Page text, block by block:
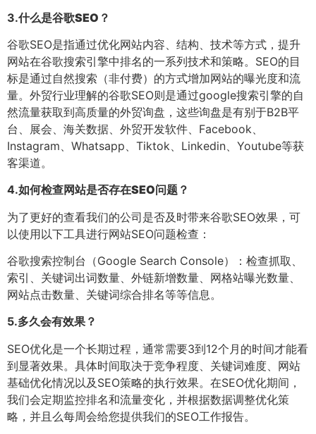
3.什么是谷歌SEO？
谷歌SEO是指通过优化网站内容、结构、技术等方式，提升
网站在谷歌搜索引擎中排名的一系列技术和策略。SEO的目
标是通过自然搜索（非付费）的方式增加网站的曝光度和流
量。外贸行业理解的谷歌SEO则是通过google搜索引擎的自
然流量获取到高质量的外贸询盘，这些询盘是有别于B2B平
台、展会、海关数据、外贸开发软件、Facebook、
Instagram、Whatsapp、Tiktok、Linkedin、Youtube等获
客渠道。
4.如何检查网站是否存在SEO问题？
为了更好的查看我们的公司是否及时带来谷歌SEO效果，可
以使用以下工具进行网站SEO问题检查：
谷歌搜索控制台（Google Search Console）：检查抓取、
索引、关键词出词数量、外链新增数量、网格站曝光数量、
网站点击数量、关键词综合排名等等信息。
5.多久会有效果？
SEO优化是一个长期过程，通常需要3到12个月的时间才能看
到显著效果。具体时间取决于竞争程度、关键词难度、网站
基础优化情况以及SEO策略的执行效果。在SEO优化期间，
我们会定期监控排名和流量变化，并根据数据调整优化策
略，并且么每周会给您提供我们的SEO工作报告。